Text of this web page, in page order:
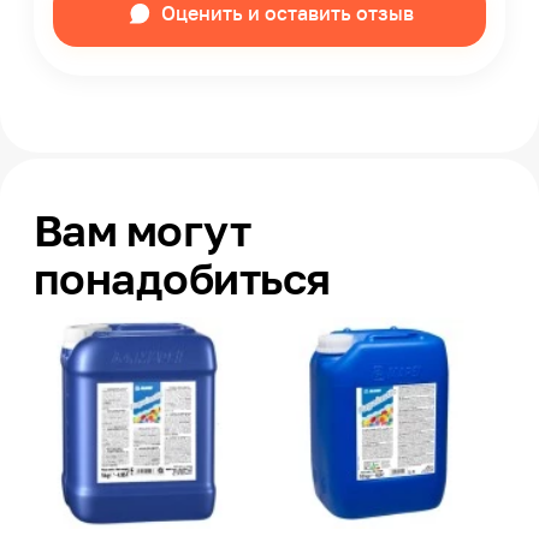
Оценить и оставить отзыв
Вам могут
понадобиться